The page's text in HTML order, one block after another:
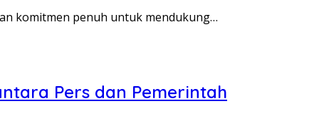
komitmen penuh untuk mendukung…
Pers dan Pemerintah